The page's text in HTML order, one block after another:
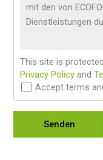
mit den von
Dienstleistungen
This site is
Privacy Policy and
Accept terms